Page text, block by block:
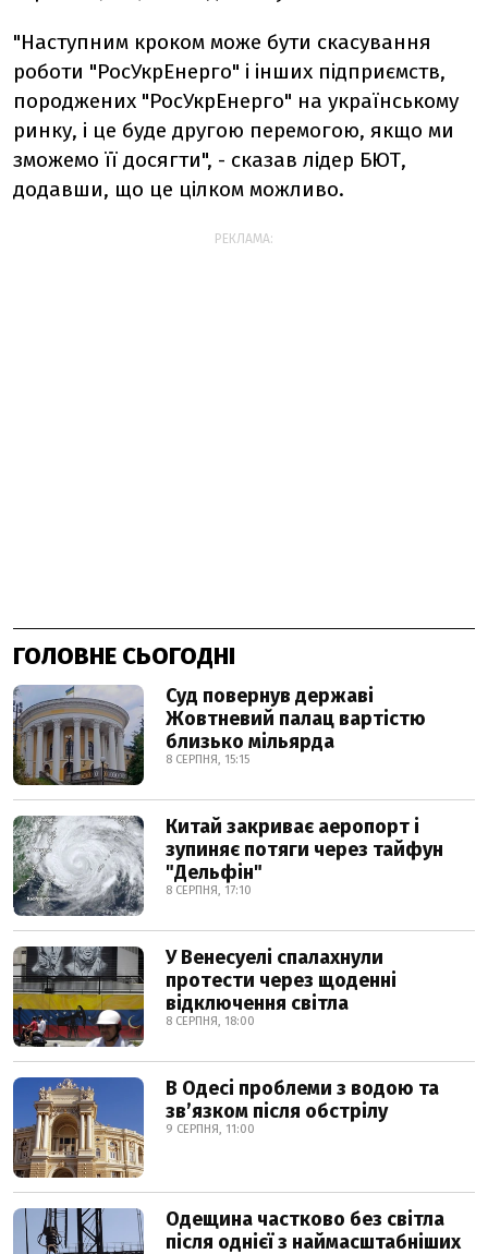
"Наступним кроком може бути скасування
роботи "РосУкрЕнерго" і інших підприємств,
породжених "РосУкрЕнерго" на українському
ринку, і це буде другою перемогою, якщо ми
зможемо її досягти", - сказав лідер БЮТ,
додавши, що це цілком можливо.
РЕКЛАМА:
ГОЛОВНЕ СЬОГОДНІ
Суд повернув державі
Жовтневий палац вартістю
близько мільярда
8 СЕРПНЯ, 15:15
Китай закриває аеропорт і
зупиняє потяги через тайфун
"Дельфін"
8 СЕРПНЯ, 17:10
У Венесуелі спалахнули
протести через щоденні
відключення світла
8 СЕРПНЯ, 18:00
В Одесі проблеми з водою та
звʼязком після обстрілу
9 СЕРПНЯ, 11:00
Одещина частково без світла
після однієї з наймасштабніших